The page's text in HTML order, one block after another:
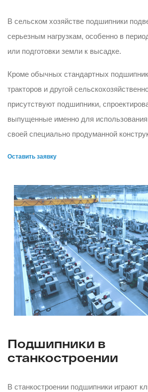
В сельском хозяйстве подшипники
серьезным нагрузкам, особенно в
или подготовки земли к высадке.
Кроме обычных стандартных
тракторов и другой
присутствуют подшипники,
выпущенные именно для
своей специально продуманной
Оставить заявку
Подшипники в
станкостроении
В станкостроении подшипники играют